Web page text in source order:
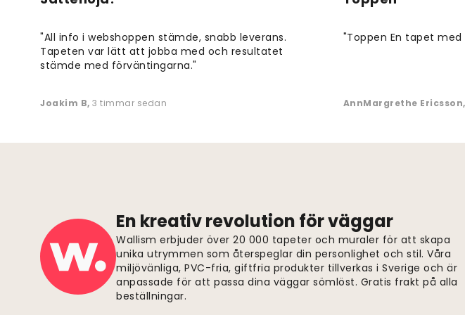
"All info i webshoppen stämde, snabb leverans.
Tapeten var lätt att jobba med och resultatet
stämde med förväntingarna."
Joakim B, 3 timmar sedan
"Toppen En tapet
AnnMargrethe Ericsson,
En kreativ revolution för väggar
Wallism erbjuder över 20 000 tapeter och muraler för att skapa
unika utrymmen som återspeglar din personlighet och stil. Våra
miljövänliga, PVC-fria, giftfria produkter tillverkas i Sverige och är
anpassade för att passa dina väggar sömlöst. Gratis frakt på alla
beställningar.